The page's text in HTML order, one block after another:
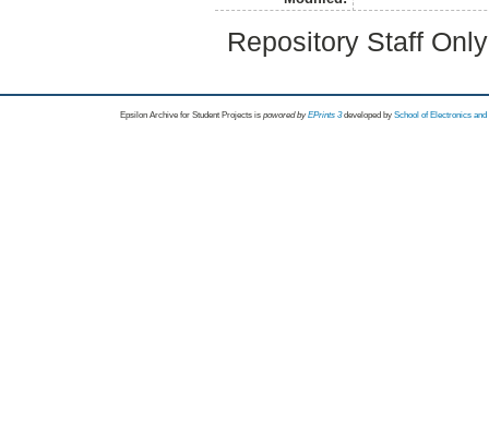
Repository Staff
Epsilon Archive for Student Projects is powored byEPrints 3 developed by School of Electronics